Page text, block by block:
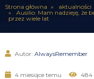
PUCHARY
SERWIS
Strona główna aktualności
Ausilio: Mam nadzieję, że
przez wiele lat
Autor: AlwaysRemember
4 miesiące temu 484